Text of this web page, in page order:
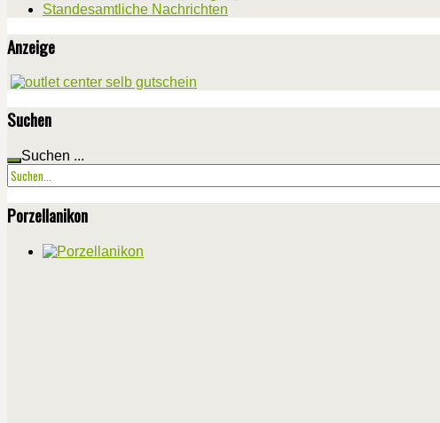
Standesamtliche Nachrichten
Anzeige
Suchen
Suchen ...
Porzellanikon